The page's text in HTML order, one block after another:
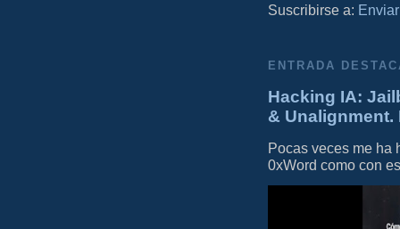
Suscribirse a:
ENTRADA
Hacking IA:
&
Pocas veces me ha
0xWord como con